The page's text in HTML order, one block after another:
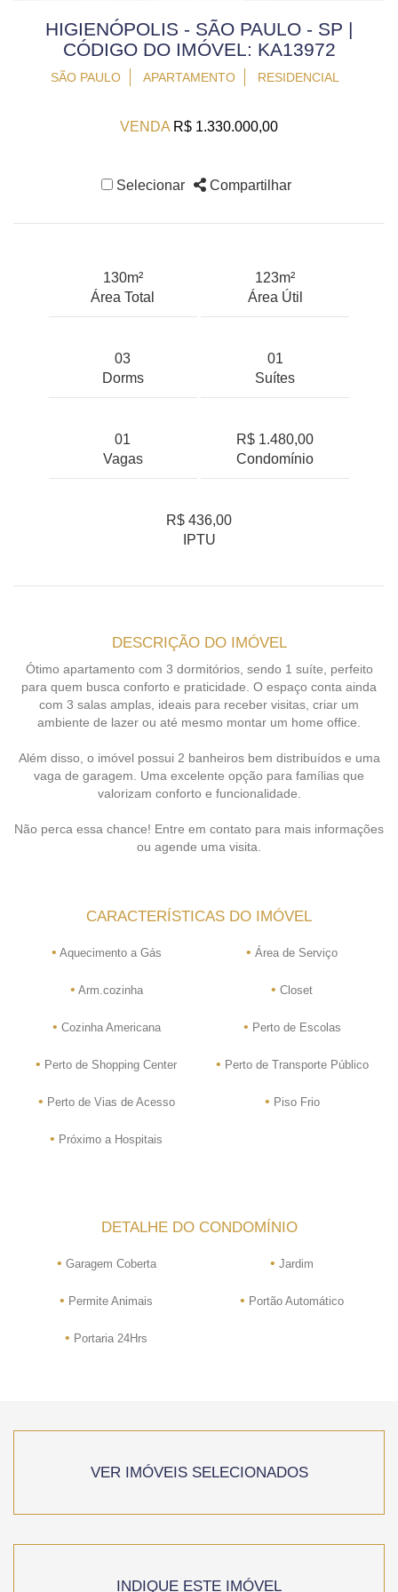
HIGIENÓPOLIS - SÃO PAULO - SP |
CÓDIGO DO IMÓVEL: KA13972
SÃO PAULO APARTAMENTO RESIDENCIAL
VENDA R$ 1.330.000,00
Selecionar Compartilhar
130m²
Área Total
123m²
Área Útil
03
Dorms
01
Suítes
01
Vagas
R$ 1.480,00
Condomínio
R$ 436,00
IPTU
DESCRIÇÃO DO IMÓVEL
Ótimo apartamento com 3 dormitórios, sendo 1 suíte, perfeito
para quem busca conforto e praticidade. O espaço conta ainda
com 3 salas amplas, ideais para receber visitas, criar um
ambiente de lazer ou até mesmo montar um home office.
Além disso, o imóvel possui 2 banheiros bem distribuídos e uma
vaga de garagem. Uma excelente opção para famílias que
valorizam conforto e funcionalidade.
Não perca essa chance! Entre em contato para mais informações
ou agende uma visita.
CARACTERÍSTICAS DO IMÓVEL
• Aquecimento a Gás • Área de Serviço
• Arm.cozinha • Closet
• Cozinha Americana • Perto de Escolas
• Perto de Shopping Center • Perto de Transporte Público
• Perto de Vias de Acesso • Piso Frio
• Próximo a Hospitais
DETALHE DO CONDOMÍNIO
• Garagem Coberta • Jardim
• Permite Animais • Portão Automático
• Portaria 24Hrs
VER IMÓVEIS SELECIONADOS
INDIQUE ESTE IMÓVEL